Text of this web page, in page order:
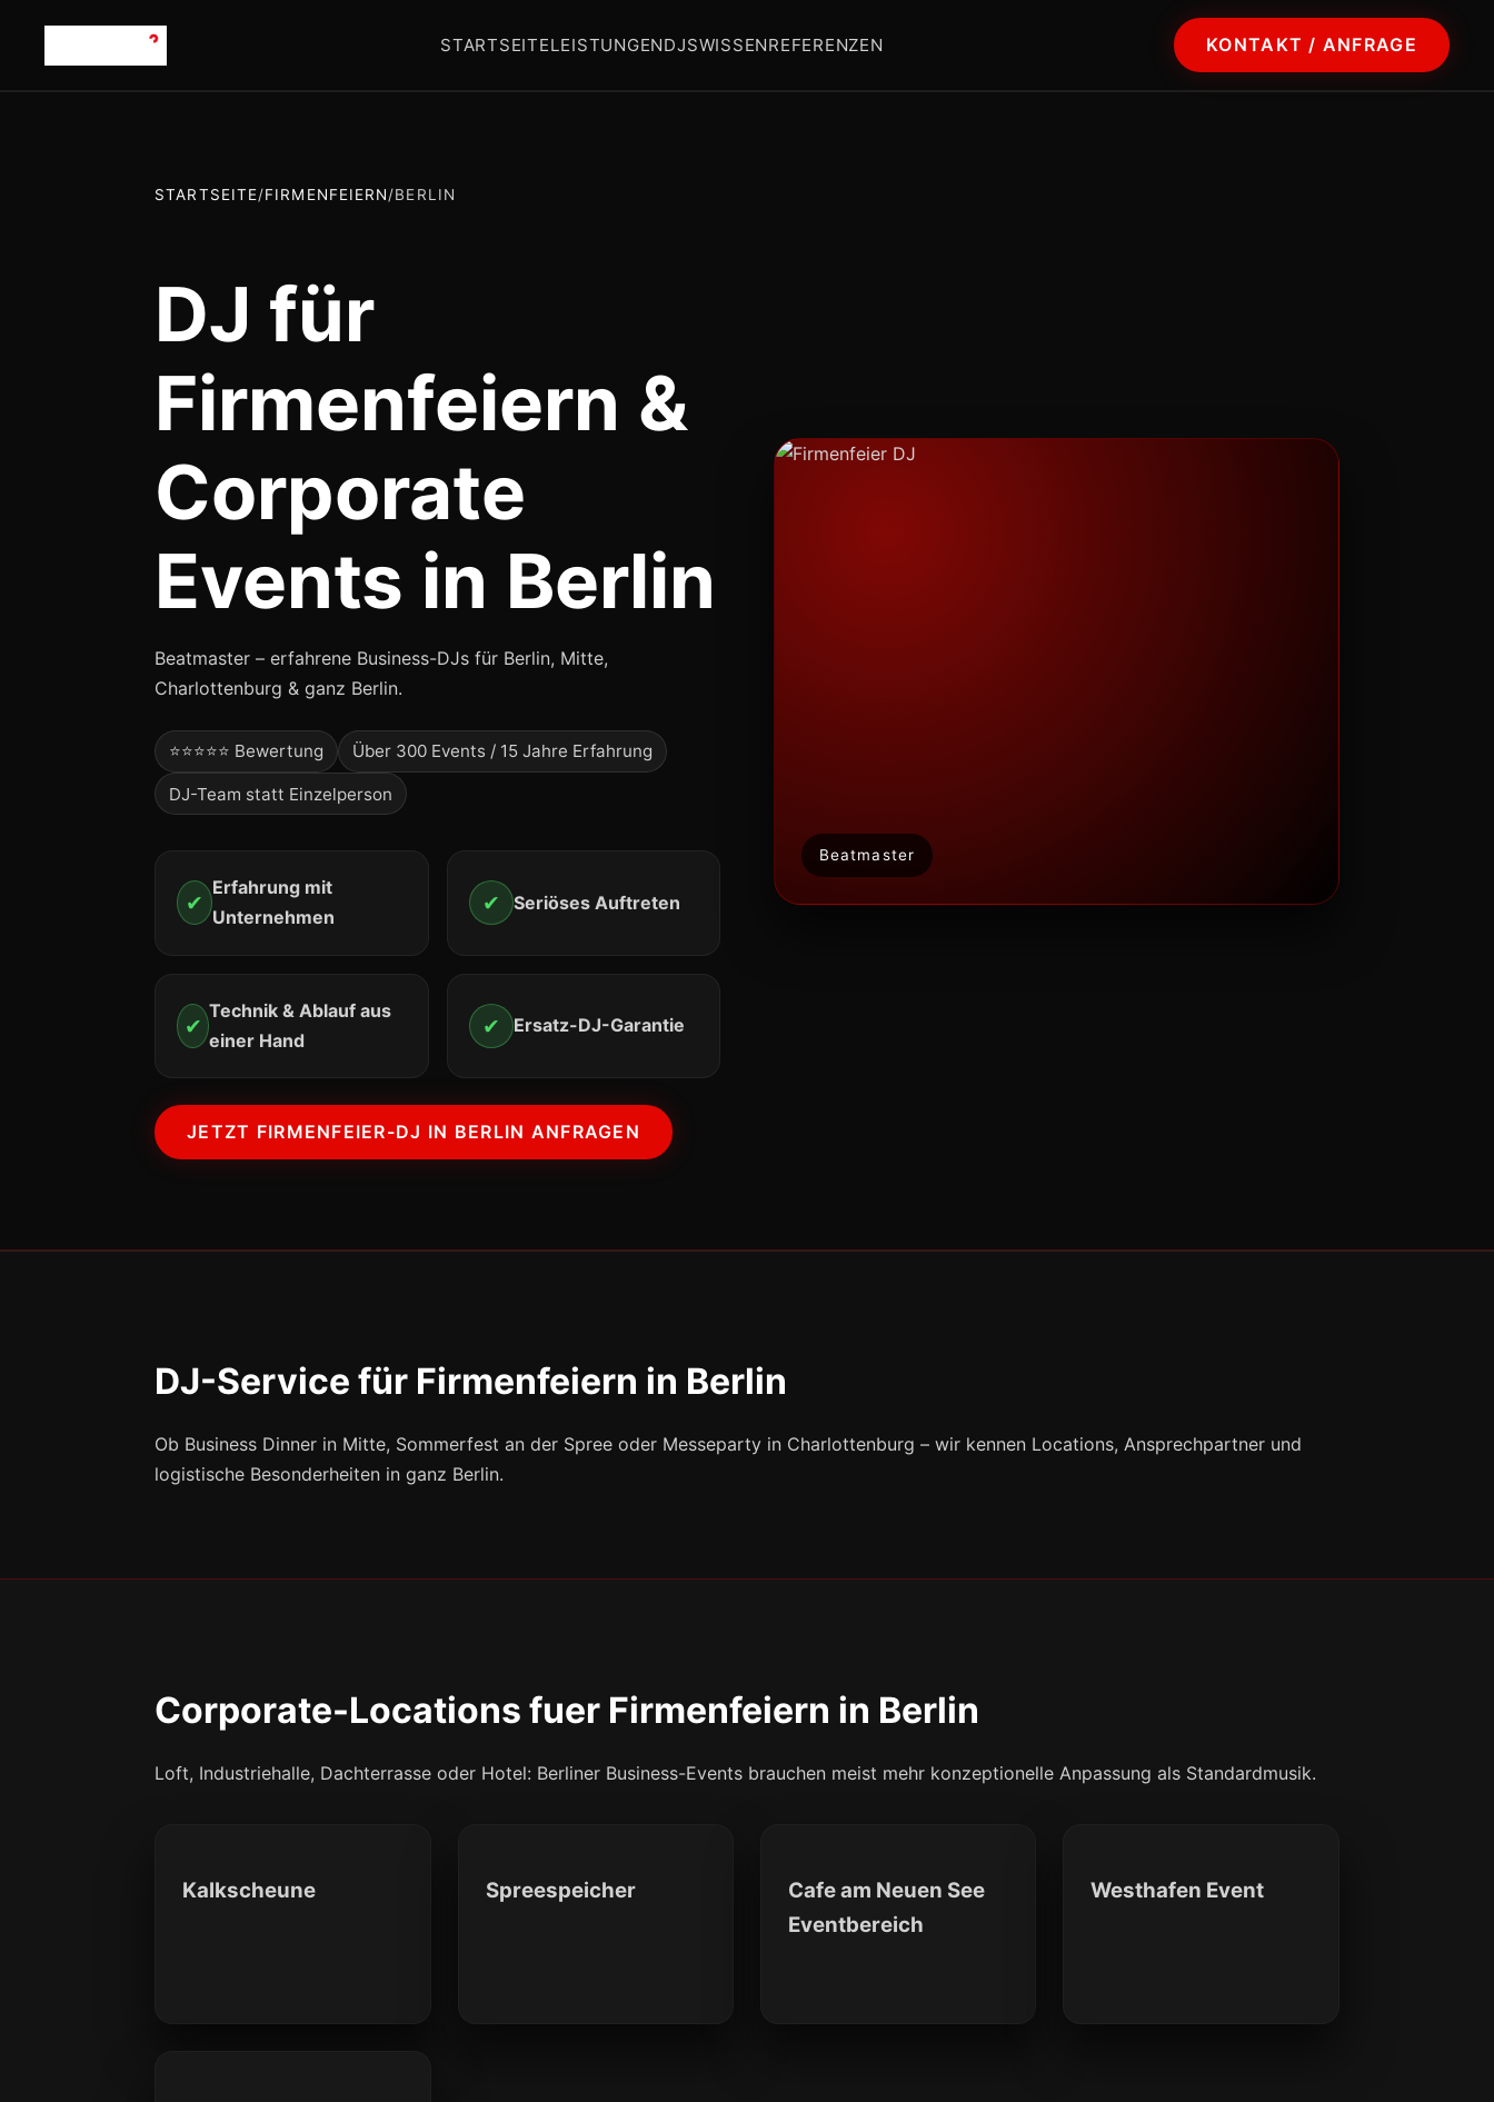
STARTSEITELEISTUNGENDJSWISSENREFERENZEN KONTAKT / ANFRAGE
STARTSEITE/FIRMENFEIERN/BERLIN
DJ für
Firmenfeiern &
Corporate
Events in Berlin
Beatmaster – erfahrene Business-DJs für Berlin, Mitte,
Charlottenburg & ganz Berlin.
⭐⭐⭐⭐⭐ Bewertung Über 300 Events / 15 Jahre Erfahrung
DJ-Team statt Einzelperson
✔
Erfahrung mit
Unternehmen
✔ Seriöses Auftreten
✔
Technik & Ablauf aus
einer Hand
✔ Ersatz-DJ-Garantie
JETZT FIRMENFEIER-DJ IN BERLIN ANFRAGEN
Beatmaster
DJ-Service für Firmenfeiern in Berlin
Ob Business Dinner in Mitte, Sommerfest an der Spree oder Messeparty in Charlottenburg – wir kennen Locations, Ansprechpartner und
logistische Besonderheiten in ganz Berlin.
Corporate-Locations fuer Firmenfeiern in Berlin
Loft, Industriehalle, Dachterrasse oder Hotel: Berliner Business-Events brauchen meist mehr konzeptionelle Anpassung als Standardmusik.
Kalkscheune Spreespeicher
Cafe am Neuen See
Eventbereich
Westhafen Event